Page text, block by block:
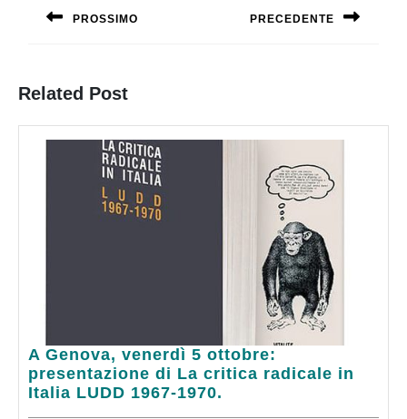
PROSSIMO PRECEDENTE
Related Post
A Genova, venerdì 5 ottobre:
presentazione di La critica radicale in
Italia LUDD 1967-1970.
A
Genova,
venerdì